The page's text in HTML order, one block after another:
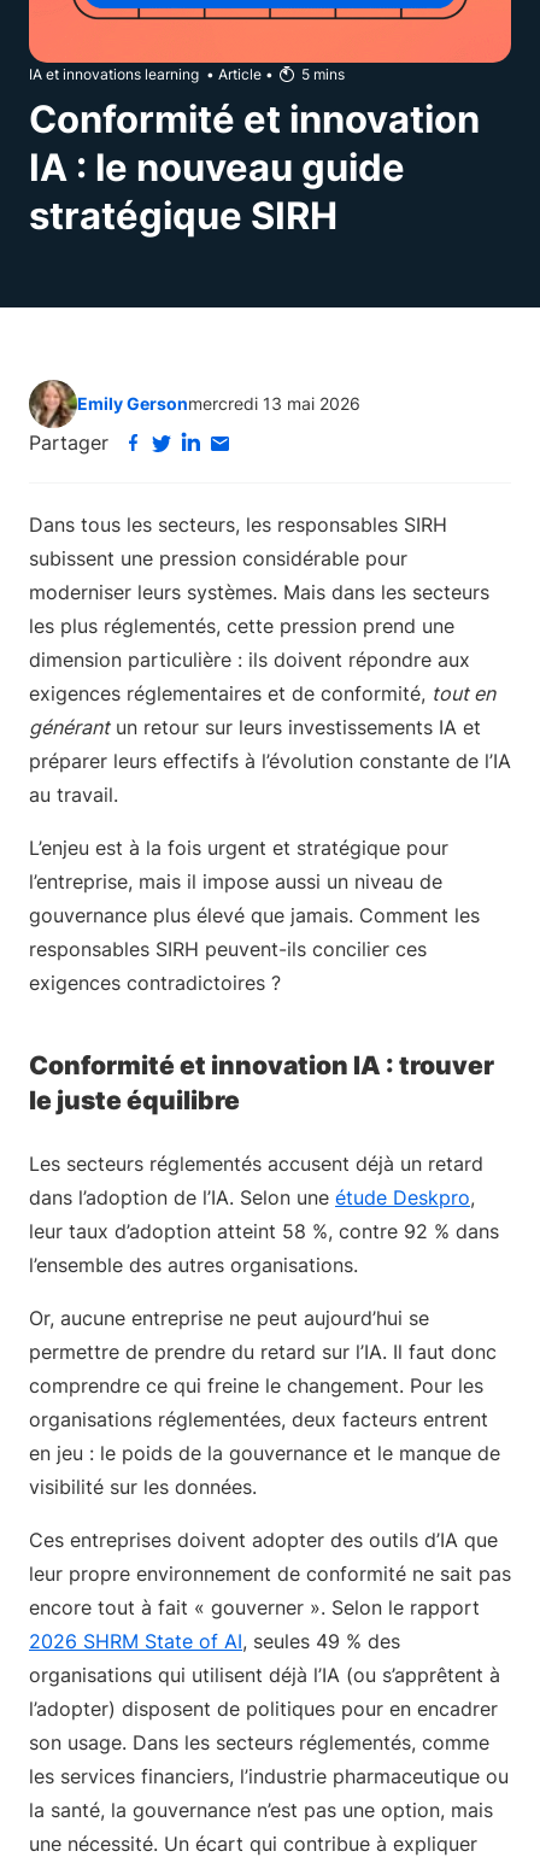
IA et innovations learning • Article • 5 mins
Conformité et innovation
IA : le nouveau guide
stratégique SIRH
Emily Gersonmercredi 13 mai 2026
Partager
Dans tous les secteurs, les responsables SIRH
subissent une pression considérable pour
moderniser leurs systèmes. Mais dans les secteurs
les plus réglementés, cette pression prend une
dimension particulière : ils doivent répondre aux
exigences réglementaires et de conformité, tout en
générantun retour sur leurs investissements IA et
préparer leurs effectifs à l’évolution constante de l’IA
au travail.
L’enjeu est à la fois urgent et stratégique pour
l’entreprise, mais il impose aussi un niveau de
gouvernance plus élevé que jamais. Comment les
responsables SIRH peuvent-ils concilier ces
exigences contradictoires ?
Conformité et innovation IA : trouver
le juste équilibre
Les secteurs réglementés accusent déjà un retard
dans l’adoption de l’IA. Selon une étude Deskpro,
leur taux d’adoption atteint 58 %, contre 92 % dans
l’ensemble des autres organisations.
Or, aucune entreprise ne peut aujourd’hui se
permettre de prendre du retard sur l’IA. Il faut donc
comprendre ce qui freine le changement. Pour les
organisations réglementées, deux facteurs entrent
en jeu : le poids de la gouvernance et le manque de
visibilité sur les données.
Ces entreprises doivent adopter des outils d’IA que
leur propre environnement de conformité ne sait pas
encore tout à fait « gouverner ». Selon le rapport
2026 SHRM State of AI, seules 49 % des
organisations qui utilisent déjà l’IA (ou s’apprêtent à
l’adopter) disposent de politiques pour en encadrer
son usage. Dans les secteurs réglementés, comme
les services financiers, l’industrie pharmaceutique ou
la santé, la gouvernance n’est pas une option, mais
une nécessité. Un écart qui contribue à expliquer